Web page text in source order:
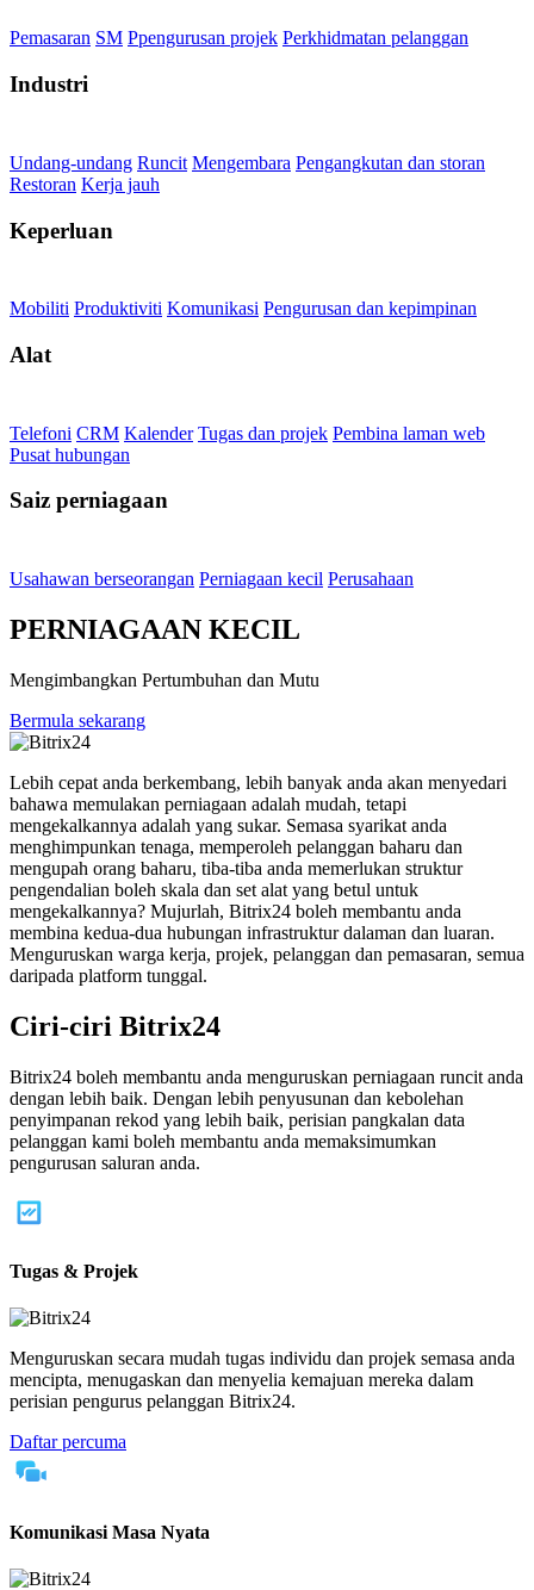
Pemasaran SM Ppengurusan projek Perkhidmatan pelanggan
Industri
Undang-undang Runcit Mengembara Pengangkutan dan storan
Restoran Kerja jauh
Keperluan
Mobiliti Produktiviti Komunikasi Pengurusan dan kepimpinan
Alat
Telefoni CRM Kalender Tugas dan projek Pembina laman web
Pusat hubungan
Saiz perniagaan
Usahawan berseorangan Perniagaan kecil Perusahaan
PERNIAGAAN KECIL
Mengimbangkan Pertumbuhan dan Mutu
Bermula sekarang
Lebih cepat anda berkembang, lebih banyak anda akan menyedari
bahawa memulakan perniagaan adalah mudah, tetapi
mengekalkannya adalah yang sukar. Semasa syarikat anda
menghimpunkan tenaga, memperoleh pelanggan baharu dan
mengupah orang baharu, tiba-tiba anda memerlukan struktur
pengendalian boleh skala dan set alat yang betul untuk
mengekalkannya? Mujurlah, Bitrix24 boleh membantu anda
membina kedua-dua hubungan infrastruktur dalaman dan luaran.
Menguruskan warga kerja, projek, pelanggan dan pemasaran, semua
daripada platform tunggal.
Ciri-ciri Bitrix24
Bitrix24 boleh membantu anda menguruskan perniagaan runcit anda
dengan lebih baik. Dengan lebih penyusunan dan kebolehan
penyimpanan rekod yang lebih baik, perisian pangkalan data
pelanggan kami boleh membantu anda memaksimumkan
pengurusan saluran anda.
Tugas & Projek
Menguruskan secara mudah tugas individu dan projek semasa anda
mencipta, menugaskan dan menyelia kemajuan mereka dalam
perisian pengurus pelanggan Bitrix24.
Daftar percuma
Komunikasi Masa Nyata